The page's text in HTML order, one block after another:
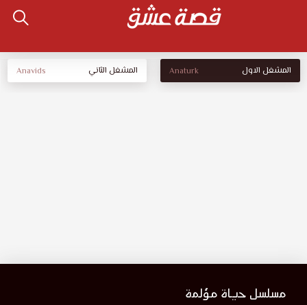
المشغل الاول Anaturk المشغل الثاني Anavids
مسلسل حياة مؤلمة